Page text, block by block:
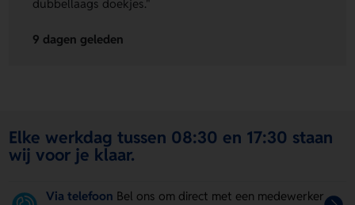
dubbellaags doekjes."
9 dagen geleden
Elke werkdag tussen 08:30 en 17:30 staan
wij voor je klaar.
Via telefoon Bel ons om direct met een medewerker